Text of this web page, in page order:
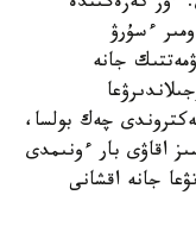
ءسۇرۋ
جانە
چەك بولسا،
اقاۋى بار ءونىمدى
جانە اقشانى